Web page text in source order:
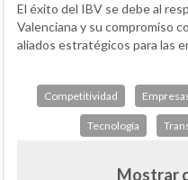
El éxito del IBV se debe al
Valenciana y su compromiso
aliados estratégicos para las
Competitividad
Tecnología
Mostrar